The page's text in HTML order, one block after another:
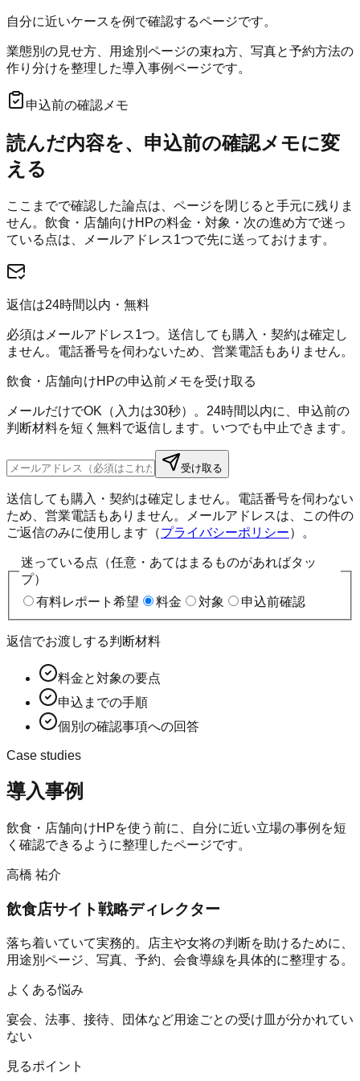
自分に近いケースを例で確認するページです。
業態別の見せ方、用途別ページの束ね方、写真と予約方法の
作り分けを整理した導入事例ページです。
申込前の確認メモ
読んだ内容を、申込前の確認メモに変
える
ここまでで確認した論点は、ページを閉じると手元に残りま
せん。 飲食・店舗向けHPの料金・対象・次の進め方で迷っ
ている点は、メールアドレス1つで先に送っておけます。
返信は24時間以内・無料
必須はメールアドレス1つ。送信しても購入・契約は確定し
ません。電話番号を伺わないため、営業電話もありません。
飲食・店舗向けHPの申込前メモを受け取る
メールだけでOK（入力は30秒）。24時間以内に、申込前の
判断材料を短く無料で返信します。いつでも中止できます。
受け取る
送信しても購入・契約は確定しません。電話番号を伺わない
ため、営業電話もありません。メールアドレスは、この件の
ご返信のみに使用します（プライバシーポリシー）。
迷っている点（任意・あてはまるものがあればタッ
プ）
有料レポート希望
料金 対象 申込前確認
返信でお渡しする判断材料
料金と対象の要点
申込までの手順
個別の確認事項への回答
Case studies
導入事例
飲食・店舗向けHPを使う前に、自分に近い立場の事例を短
く確認できるように整理したページです。
高橋 祐介
飲食店サイト戦略ディレクター
落ち着いていて実務的。店主や女将の判断を助けるために、
用途別ページ、写真、予約、会食導線を具体的に整理する。
よくある悩み
宴会、法事、接待、団体など用途ごとの受け皿が分かれてい
ない
見るポイント